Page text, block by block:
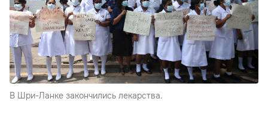
В Шри-Ланке закончились лекарства.